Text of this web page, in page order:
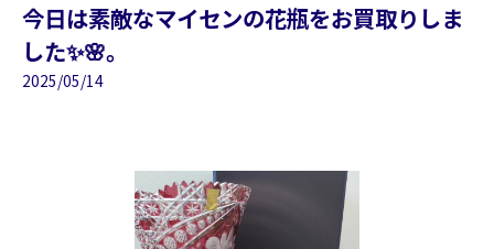
今日は素敵なマイセンの花瓶をお買取りしま
した✨🌸。
2025/05/14